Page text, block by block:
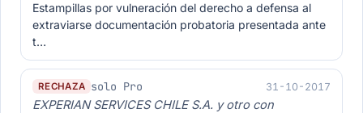
Estampillas por vulneración del derecho a defensa al
extraviarse documentación probatoria presentada ante
t…
RECHAZA solo Pro 31-10-2017
EXPERIAN SERVICES CHILE S.A. y otro con